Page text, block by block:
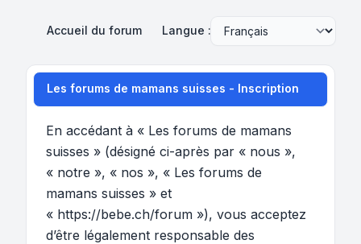
Accueil du forum Langue :
Les forums de mamans suisses - Inscription
En accédant à « Les forums de mamans
suisses » (désigné ci-après par « nous »,
« notre », « nos », « Les forums de
mamans suisses » et
« https://bebe.ch/forum »), vous acceptez
d’être légalement responsable des